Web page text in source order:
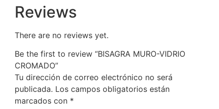
Reviews
There are no reviews yet.
Be the first to review “BISAGRA MURO-VIDRIO
CROMADO”
Tu dirección de correo electrónico no será
publicada. Los campos obligatorios están
marcados con *